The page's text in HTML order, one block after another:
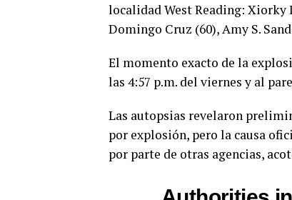
localidad West Reading: Xiorky
Domingo Cruz (60), Amy S.
El momento exacto de la
las 4:57 p.m. del viernes y al
Las autopsias revelaron
por explosión, pero la causa
por parte de otras agencias,